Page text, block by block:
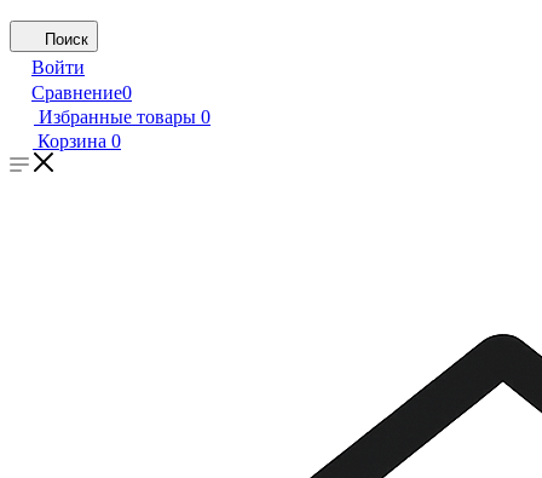
Поиск
Войти
Сравнение0
Избранные товары 0
Корзина 0